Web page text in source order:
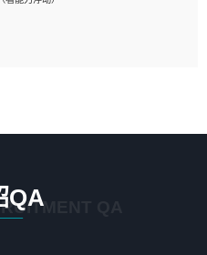
问不限专业）
的 UI 效果;
;QA QA